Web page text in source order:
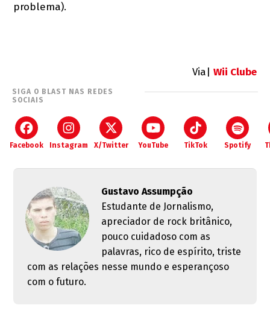
problema).
Via| Wii Clube
SIGA O BLAST NAS REDES
SOCIAIS
Facebook Instagram X/Twitter YouTube TikTok Spotify
Gustavo Assumpção
Estudante de Jornalismo,
apreciador de rock britânico,
pouco cuidadoso com as
palavras, rico de espírito, triste
com as relações nesse mundo e esperançoso
com o futuro.